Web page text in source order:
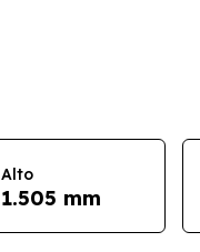
Alto
1.505 mm